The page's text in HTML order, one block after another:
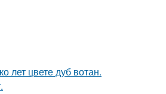
лет цвете дуб вотан.